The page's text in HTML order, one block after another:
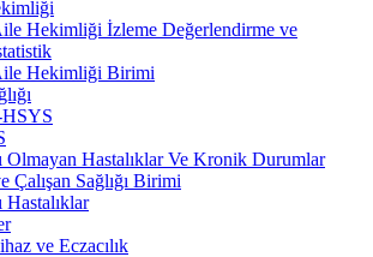
Hekimliği İzleme Değerlendirme ve
Hekimliği Birimi
Olmayan Hastalıklar Ve Kronik Durumlar
Çalışan Sağlığı Birimi
Hastalıklar
ve Eczacılık